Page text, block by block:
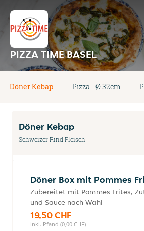
PIZZA TIME BASEL
Döner Kebap Pizza - Ø 32cm
Döner Kebap
Schweizer Rind Fleisch
Döner Box mit Pommes
Zubereitet mit Pommes Frites,
und Sauce nach Wahl
19,50 CHF
inkl. Pfand (0,00 CHF)